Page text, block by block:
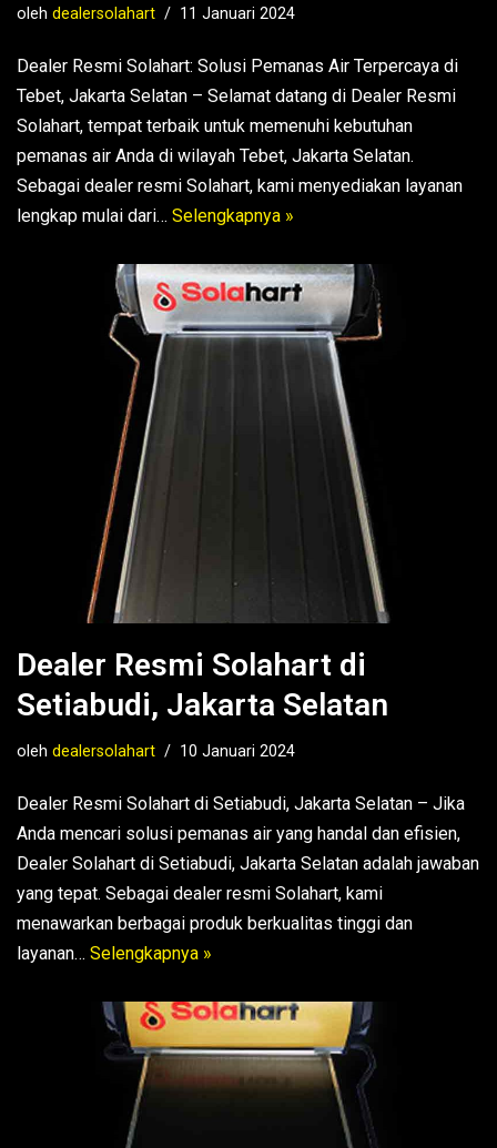
oleh dealersolahart 11 Januari 2024
Dealer Resmi Solahart: Solusi Pemanas Air Terpercaya di
Tebet, Jakarta Selatan – Selamat datang di Dealer Resmi
Solahart, tempat terbaik untuk memenuhi kebutuhan
pemanas air Anda di wilayah Tebet, Jakarta Selatan.
Sebagai dealer resmi Solahart, kami menyediakan layanan
lengkap mulai dari… Selengkapnya »
Dealer Resmi Solahart di
Setiabudi, Jakarta Selatan
oleh dealersolahart 10 Januari 2024
Dealer Resmi Solahart di Setiabudi, Jakarta Selatan – Jika
Anda mencari solusi pemanas air yang handal dan efisien,
Dealer Solahart di Setiabudi, Jakarta Selatan adalah jawaban
yang tepat. Sebagai dealer resmi Solahart, kami
menawarkan berbagai produk berkualitas tinggi dan
layanan… Selengkapnya »